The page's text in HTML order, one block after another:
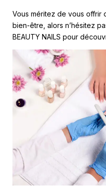
Vous méritez de vous offrir
bien-être, alors n’hésitez
BEAUTY NAILS pour